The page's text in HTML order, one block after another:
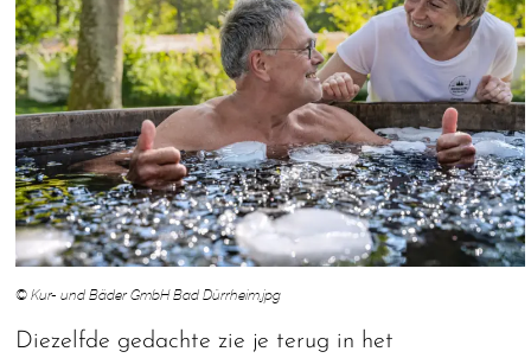
© Kur- und Bäder GmbH Bad Dürrheim.jpg
Diezelfde gedachte zie je terug in het